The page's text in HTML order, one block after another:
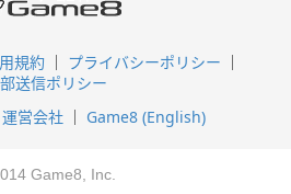
規約
プライバシーポリシー
送信ポリシー
運営会社 Game8 (English)
Game8, Inc.